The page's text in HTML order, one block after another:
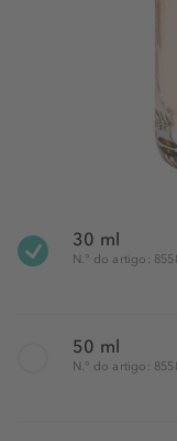
30 ml
N.° do artigo:
50 ml
N.° do artigo: